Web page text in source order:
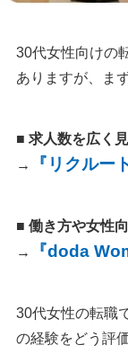
30代女性向けの
ありますが、ま
■ 求人数を広く
→
『リクルー
■ 働き方や女性
→
『doda
30代女性の転職
の経験をどう評